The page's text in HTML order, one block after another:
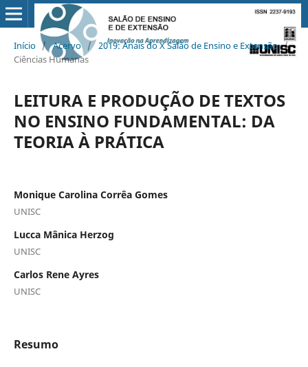
Início / Acervo / 2019: Anais do X Salão de Ensino e Extensão /
Ciências Humanas
LEITURA E PRODUÇÃO DE TEXTOS
NO ENSINO FUNDAMENTAL: DA
TEORIA À PRÁTICA
Monique Carolina Corrêa Gomes
UNISC
Lucca Mânica Herzog
UNISC
Carlos Rene Ayres
UNISC
Resumo